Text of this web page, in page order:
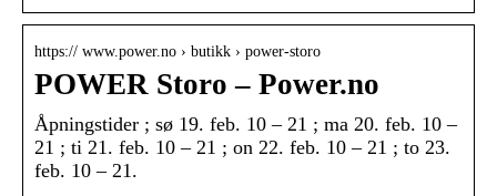
https:// www.power.no › butikk › power-storo
POWER Storo – Power.no
Åpningstider ; sø 19. feb. 10 – 21 ; ma 20. feb. 10 –
21 ; ti 21. feb. 10 – 21 ; on 22. feb. 10 – 21 ; to 23.
feb. 10 – 21.